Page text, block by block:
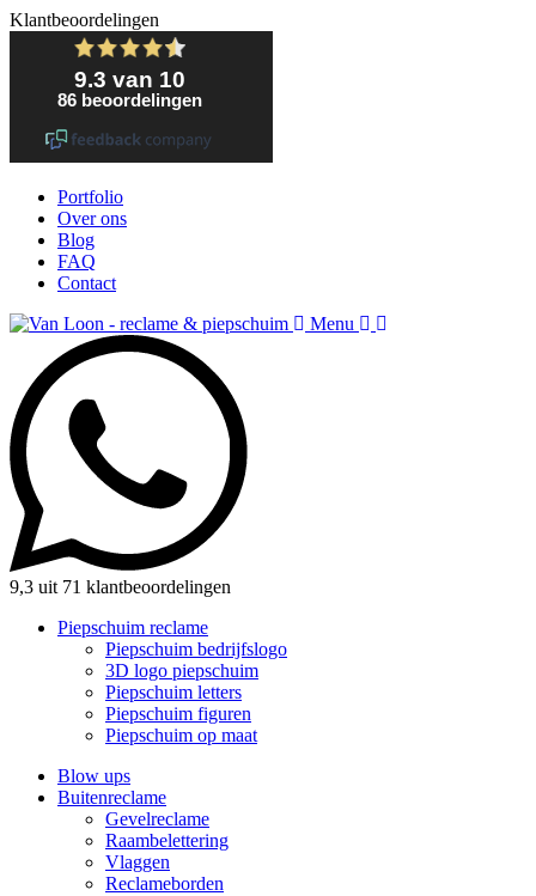
Klantbeoordelingen
Portfolio
Over ons
Blog
FAQ
Contact
Menu
9,3 uit 71 klantbeoordelingen
Piepschuim reclame
Piepschuim bedrijfslogo
3D logo piepschuim
Piepschuim letters
Piepschuim figuren
Piepschuim op maat
Blow ups
Buitenreclame
Gevelreclame
Raambelettering
Vlaggen
Reclameborden